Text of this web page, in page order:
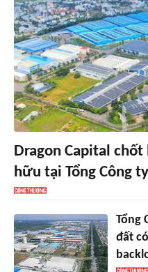
Dragon Capital
hữu tại Tổng Công
Tổng
đất